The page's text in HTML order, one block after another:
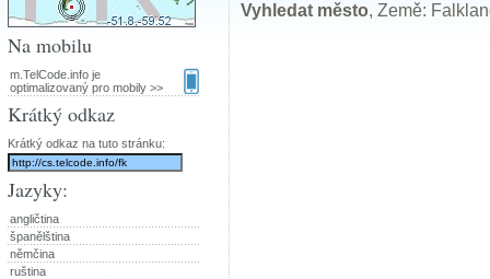
Vyhledat město, Země:
Na mobilu
m.TelCode.info je
optimalizovaný pro mobily >>
Krátký odkaz
Krátký odkaz na tuto stránku:
Jazyky:
angličtina
španělština
němčina
ruština